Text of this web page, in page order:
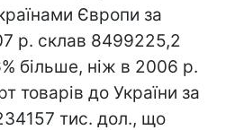
Європи за
р. склав 8499225,2
більше, ніж в 2006 р.
товарів до України за
тис. дол., що